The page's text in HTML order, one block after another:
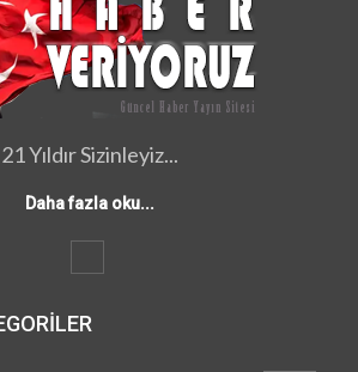
21 Yıldır Sizinleyiz...
Daha fazla oku...